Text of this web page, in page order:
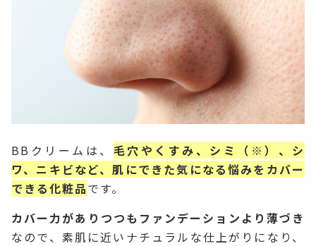
BBクリームは、 毛穴やくすみ、シミ（※）、シ
ワ、ニキビなど、肌にできた気になる悩みをカバー
できる化粧品です。
カバー力がありつつもファンデーションより薄づき
なので、素肌に近いナチュラルな仕上がりになり、